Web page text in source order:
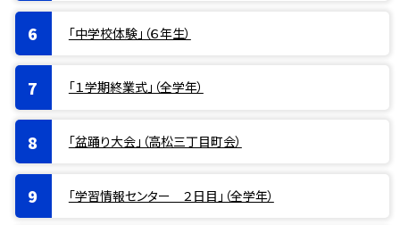
「中学校体験」（６年生）
「１学期終業式」（全学年）
「盆踊り大会」（高松三丁目町会）
「学習情報センター ２日目」（全学年）